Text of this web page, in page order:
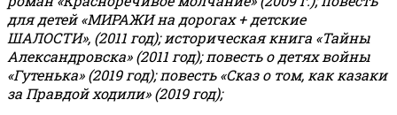
для детей «МИРАЖИ на дорогах + детские
ШАЛОСТИ», (2011 год); историческая книга «Тайны
Александровска» (2011 год); повесть о детях войны
«Гутенька» (2019 год); повесть «Сказ о том, как казаки
за Правдой ходили» (2019 год);